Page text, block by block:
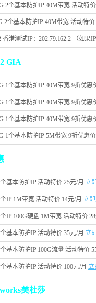
2个基本防护IP 40M带宽 活动特
2个基本防护IP 40M带宽 活动特
香港测试IP：202.79.162.2 （如果
GIA
1个基本防护IP 40M带宽 9折优惠
1个基本防护IP 40M带宽 9折优惠
1个基本防护IP 40M带宽 9折优惠
1个基本防护IP 5M带宽 9折优惠价
基本防护IP 活动特价 25元/月 立
IP 1M带宽 活动特价 14元/月 立
IP 100G硬盘 1M带宽 活动特价 28
基本防护IP 活动特价 35元/月 立
基本防护IP 100G流量 活动特价
基本防护IP 活动特价 100元/月 立
美杜莎